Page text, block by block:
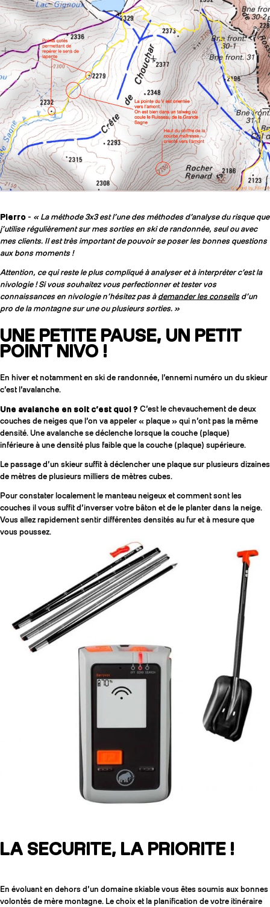
Pierro - « La méthode 3x3 est l’une des méthodes d’analyse du risque que
j’utilise régulièrement sur mes sorties en ski de randonnée, seul ou avec
mes clients. Il est très important de pouvoir se poser les bonnes questions
aux bons moments !
Attention, ce qui reste le plus compliqué à analyser et à interpréter c’est la
nivologie ! Si vous souhaitez vous perfectionner et tester vos
connaissances en nivologie n’hésitez pas à demander les conseilsd’un
pro de la montagne sur une ou plusieurs sorties. »
UNE PETITE PAUSE, UN PETIT
POINT NIVO !
En hiver et notamment en ski de randonnée, l’ennemi numéro un du skieur
c’est l’avalanche.
Une avalanche en soit c’est quoi ? C’est le chevauchement de deux
couches de neiges que l’on va appeler « plaque » qui n’ont pas la même
densité. Une avalanche se déclenche lorsque la couche (plaque)
inférieure à une densité plus faible que la couche (plaque) supérieure.
Le passage d’un skieur suffit à déclencher une plaque sur plusieurs dizaines
de mètres de plusieurs milliers de mètres cubes.
Pour constater localement le manteau neigeux et comment sont les
couches il vous suffit d’inverser votre bâton et de le planter dans la neige.
Vous allez rapidement sentir différentes densités au fur et à mesure que
vous poussez.
LA SECURITE, LA PRIORITE !
En évoluant en dehors d’un domaine skiable vous êtes soumis aux bonnes
volontés de mère montagne. Le choix et la planification de votre itinéraire